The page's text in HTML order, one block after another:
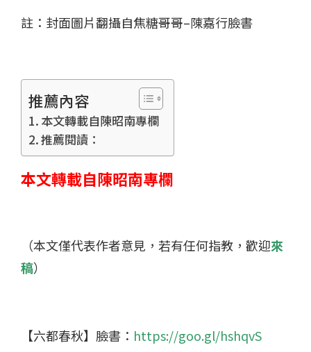
註：封面圖片翻攝自焦糖哥哥–陳嘉行臉書
推薦內容
本文轉載自陳昭南專欄
推薦閱讀：
本文轉載自陳昭南專欄
（本文僅代表作者意見，若有任何指教，歡迎來
稿）
【六都春秋】臉書： https://goo.gl/hshqvS